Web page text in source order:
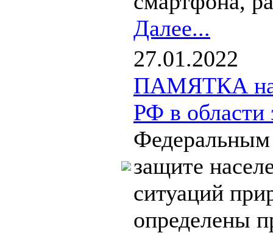
Далее...
27.01.2022
ПАМЯТКА
РФ в
защите
ситуаций
определены